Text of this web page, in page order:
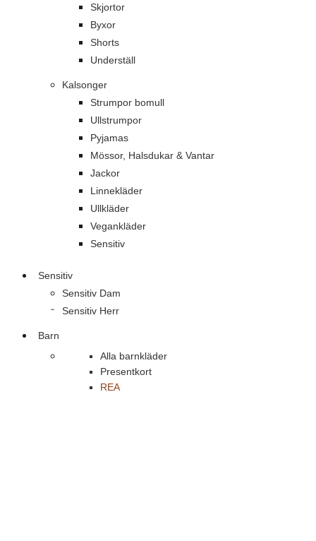
Skjortor
Byxor
Shorts
Underställ
Kalsonger
Strumpor bomull
Ullstrumpor
Pyjamas
Mössor, Halsdukar & Vantar
Jackor
Linnekläder
Ullkläder
Vegankläder
Sensitiv
Sensitiv
Sensitiv Dam
Sensitiv Herr
Barn
Alla barnkläder
Presentkort
REA